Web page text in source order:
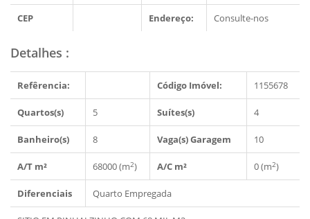
CEP Endereço: Consulte-nos
Detalhes :
Refêrencia: Código Imóvel: 1155678
Quartos(s) 5 Suítes(s) 4
Banheiro(s) 8 Vaga(s) Garagem 10
A/T m² 68000 (m2) A/C m² 0 (m2)
Diferenciais Quarto Empregada